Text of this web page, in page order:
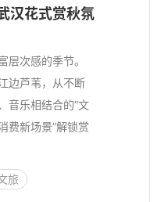
汉花式赏秋氛
层次感的季节。
边芦苇，从不断
音乐相结合的“文
费新场景”解锁赏
旅